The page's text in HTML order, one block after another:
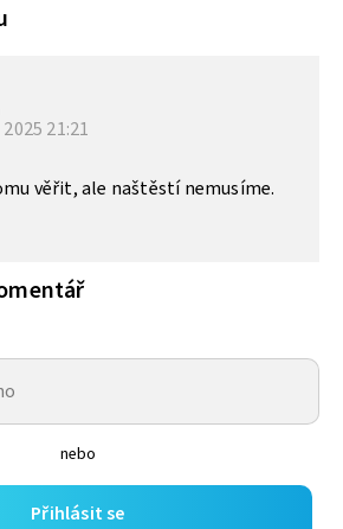
2025 21:21
věřit, ale naštěstí nemusíme.
nebo
Přihlásit se